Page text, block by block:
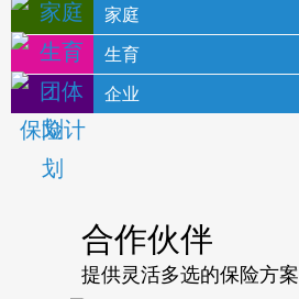
家庭
生育
企业
合作伙伴
提供灵活多选的保险方案